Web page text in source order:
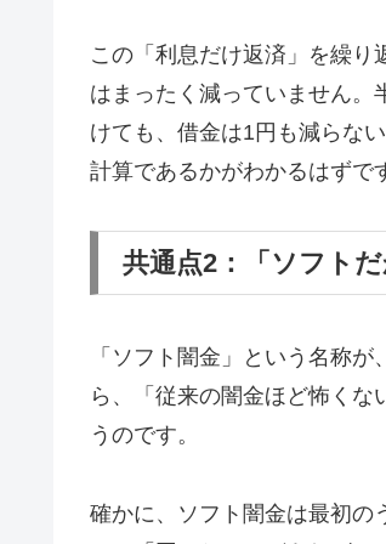
この「利息だけ返済」を繰り
はまったく減っていません。
けても、借金は1円も減らな
計算であるかがわかるはずで
共通点2：「ソフト
「ソフト闇金」という名称
ら、「従来の闇金ほど怖くな
うのです。
確かに、ソフト闇金は最初の